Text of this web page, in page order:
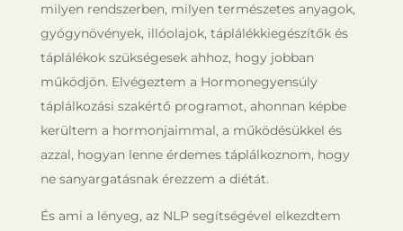
milyen rendszerben, milyen természetes anyagok,
gyógynövények, illóolajok, táplálékkiegészítők és
táplálékok szükségesek ahhoz, hogy jobban
működjön. Elvégeztem a Hormonegyensúly
táplálkozási szakértő programot, ahonnan képbe
kerültem a hormonjaimmal, a működésükkel és
azzal, hogyan lenne érdemes táplálkoznom, hogy
ne sanyargatásnak érezzem a diétát.
És ami a lényeg, az NLP segítségével elkezdtem